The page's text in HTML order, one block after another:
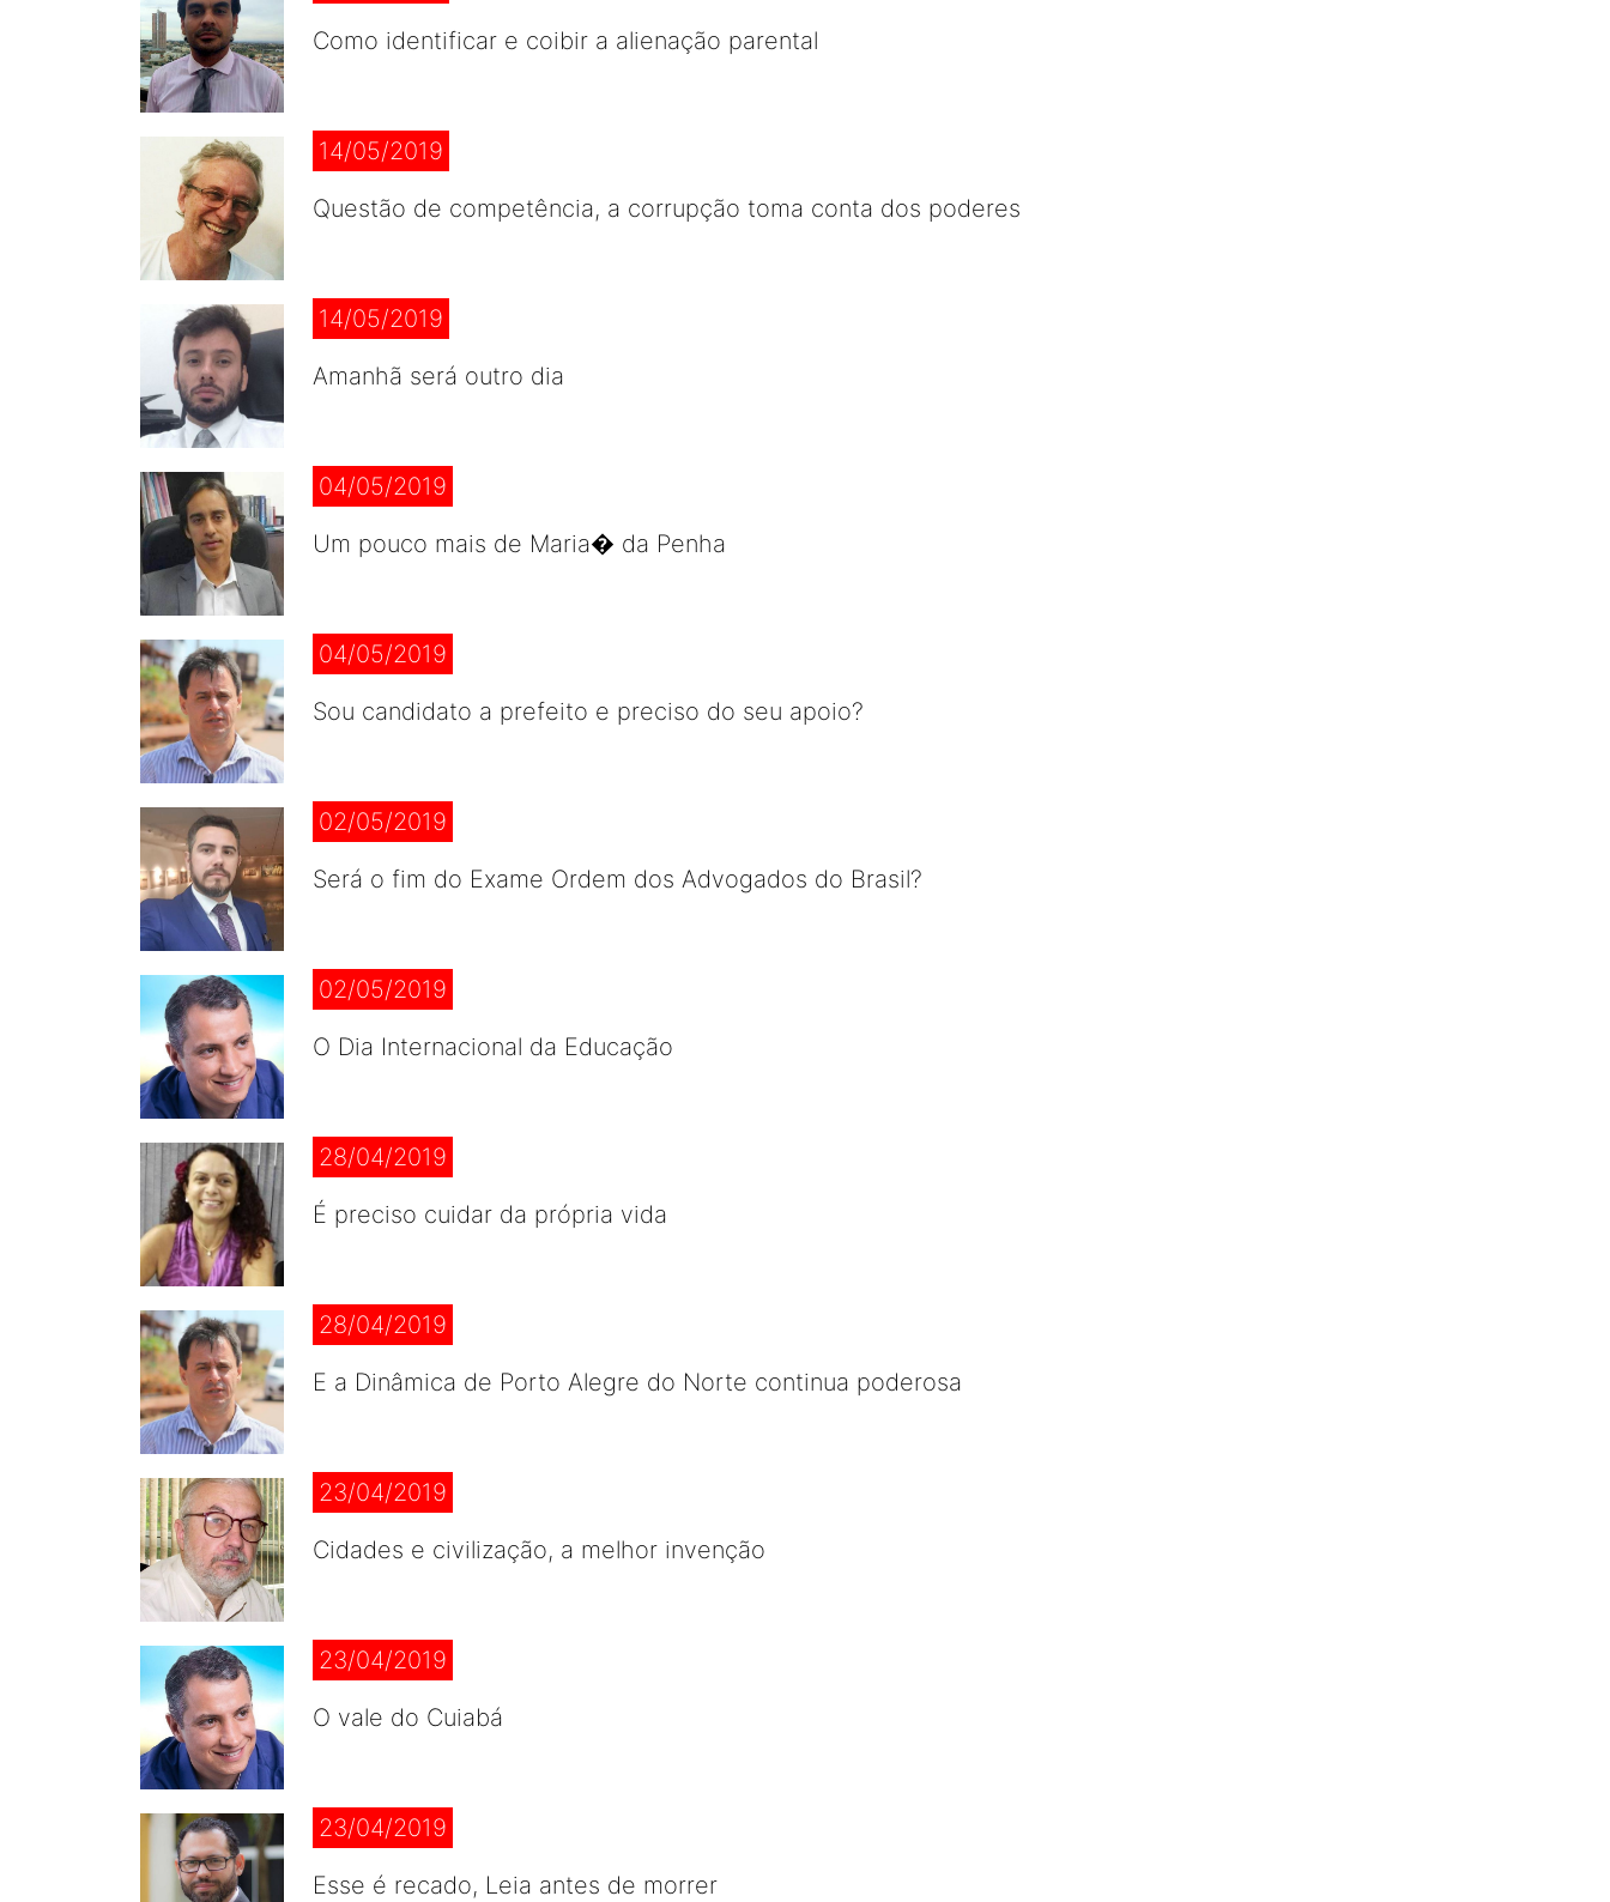
Como identificar e coibir a alienação parental
14/05/2019
Questão de competência, a corrupção toma conta dos poderes
14/05/2019
Amanhã será outro dia
04/05/2019
Um pouco mais de Maria� da Penha
04/05/2019
Sou candidato a prefeito e preciso do seu apoio?
02/05/2019
Será o fim do Exame Ordem dos Advogados do Brasil?
02/05/2019
O Dia Internacional da Educação
28/04/2019
É preciso cuidar da própria vida
28/04/2019
E a Dinâmica de Porto Alegre do Norte continua poderosa
23/04/2019
Cidades e civilização, a melhor invenção
23/04/2019
O vale do Cuiabá
23/04/2019
Esse é recado, Leia antes de morrer